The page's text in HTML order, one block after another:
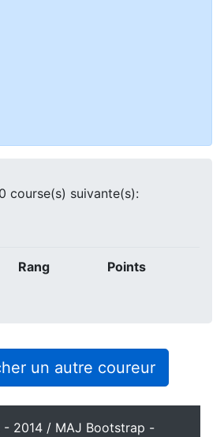
course(s) suivante(s):
Rang Points
un autre coureur
- 2014 / MAJ Bootstrap -